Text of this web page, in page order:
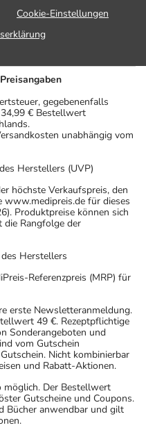
Cookie-Einstellungen
gegebenenfalls
34,99 € Bestellwert
unabhängig vom
Herstellers (UVP)
höchste Verkaufspreis, den
www.medipreis.de für dieses
Produktpreise können sich
die Rangfolge der
Herstellers
Referenzpreis (MRP) für
erste Newsletteranmeldung.
49 €. Rezeptpflichtige
Sonderangeboten und
vom Gutschein
Nicht kombinierbar
und Rabatt-Aktionen.
Der Bestellwert
Gutscheine und Coupons.
Bücher anwendbar und gilt